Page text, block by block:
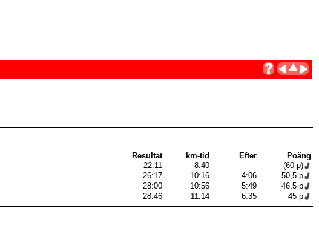
Resultat km-tid Efter
Poäng
22:11 8:40
(60 p)
26:17 10:16 4:06
50,5 p
28:00 10:56 5:49
46,5 p
28:46 11:14 6:35 45 p